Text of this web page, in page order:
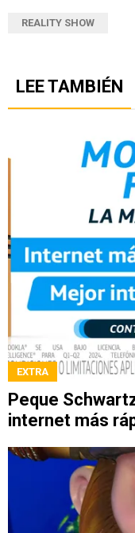
REALITY SHOW
LEE TAMBIÉN
EXTRA
Peque
internet más